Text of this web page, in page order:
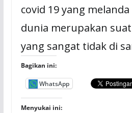
covid 19 yang
dunia merupakan
yang sangat tidak di
Bagikan ini:
WhatsApp
Menyukai ini: